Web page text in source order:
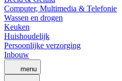
Computer, Multimedia & Telefonie
Wassen en drogen
Keuken
Huishoudelijk
Persoonlijke verzorging
Inbouw
menu